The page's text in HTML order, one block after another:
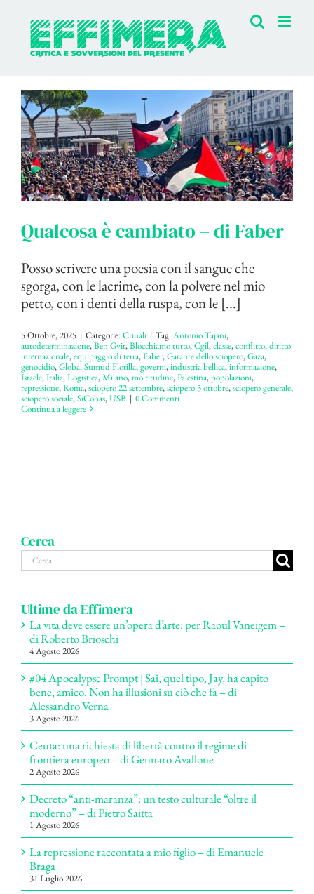
contenuto
Qualcosa è cambiato – di Faber
Posso scrivere una poesia con il sangue che
sgorga, con le lacrime, con la polvere nel mio
petto, con i denti della ruspa, con le [...]
5 Ottobre, 2025 | Categorie:Crinali | Tag:Antonio Tajani,
autodeterminazione,Ben Gvir,Blocchiamo tutto,Cgil,classe,conflitto,diritto
internazionale,equipaggio di terra,Faber,Garante dello sciopero,Gaza,
genocidio,Global Sumud Flotilla,governi,industria bellica,informazione,
Israele,Italia,Logistica,Milano,moltitudine,Palestina,popolazioni,
repressione,Roma,sciopero 22 settembre,sciopero 3 ottobre,sciopero generale,
sciopero sociale,SiCobas,USB | 0 Commenti
Continua a leggere
Cerca
Cerca
per:
Ultime da Effimera
La vita deve essere un’opera d’arte: per Raoul Vaneigem –
di Roberto Brioschi
4 Agosto 2026
#04 Apocalypse Prompt | Sai, quel tipo, Jay, ha capito
bene, amico. Non ha illusioni su ciò che fa – di
Alessandro Verna
3 Agosto 2026
Ceuta: una richiesta di libertà contro il regime di
frontiera europeo – di Gennaro Avallone
2 Agosto 2026
Decreto “anti-maranza”: un testo culturale “oltre il
moderno” – di Pietro Saitta
1 Agosto 2026
La repressione raccontata a mio figlio – di Emanuele
Braga
31 Luglio 2026